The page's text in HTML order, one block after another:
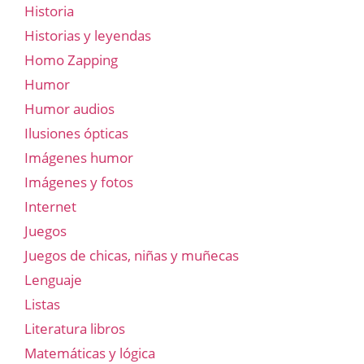
Historia
Historias y leyendas
Homo Zapping
Humor
Humor audios
Ilusiones ópticas
Imágenes humor
Imágenes y fotos
Internet
Juegos
Juegos de chicas, niñas y muñecas
Lenguaje
Listas
Literatura libros
Matemáticas y lógica